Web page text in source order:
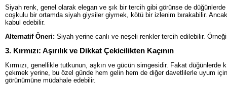
Siyah renk, genel olarak elegan ve şık bir tercih gibi görünse de
coşkulu bir ortamda siyah giysiler giymek, kötü bir izlenim bırakabilir.
kabul edebilir.
Alternatif Öneri: Siyah yerine canlı ve neşeli renkler tercih edilebilir.
3. Kırmızı: Aşırılık ve Dikkat Çekicilikten Kaçının
Kırmızı, genellikle tutkunun, aşkın ve gücün simgesidir. Fakat
çekmek yerine, bu özel günde hem gelin hem de diğer davetlilerle uyum
görünümüne müdahale edebilir.